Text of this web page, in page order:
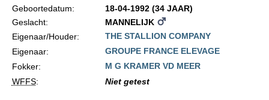
Geboortedatum:
18-04-1992 (34 JAAR)
Geslacht:
MANNELIJK
Eigenaar/Houder:
THE STALLION COMPANY
Eigenaar:
GROUPE FRANCE ELEVAGE
Fokker:
M G KRAMER VD MEER
WFFS: Niet getest